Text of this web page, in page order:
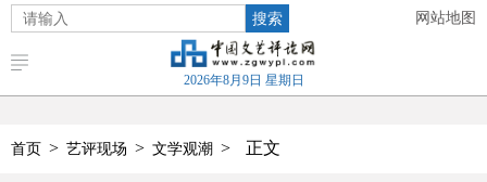
搜索 网站地图
2026年8月9日 星期日
首页 > 艺评现场 > 文学观潮 > 正文